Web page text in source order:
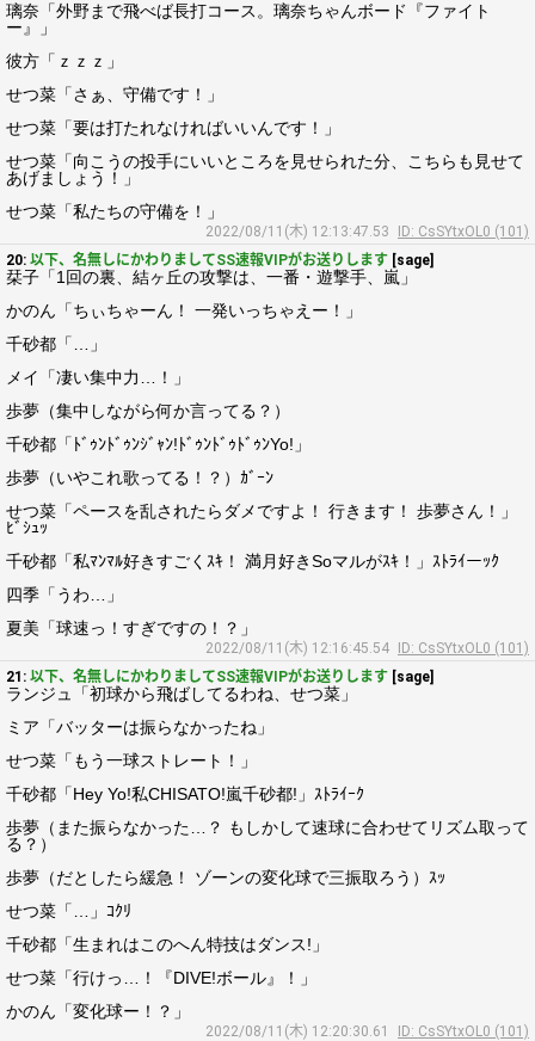
璃奈「外野まで飛べば長打コース。璃奈ちゃんボード『ファイト
ー』」
彼方「ｚｚｚ」
せつ菜「さぁ、守備です！」
せつ菜「要は打たれなければいいんです！」
せつ菜「向こうの投手にいいところを見せられた分、こちらも見せて
あげましょう！」
せつ菜「私たちの守備を！」
2022/08/11(木) 12:13:47.53
ID: CsSYtxOL0 (101)
20: 以下、名無しにかわりましてSS速報VIPがお送りします [sage]
栞子「1回の裏、結ヶ丘の攻撃は、一番・遊撃手、嵐」
かのん「ちぃちゃーん！ 一発いっちゃえー！」
千砂都「…」
メイ「凄い集中力…！」
歩夢（集中しながら何か言ってる？）
千砂都「ﾄﾞｩﾝﾄﾞｩﾝｼﾞｬﾝ!ﾄﾞｩﾝﾄﾞｩﾄﾞｩﾝYo!」
歩夢（いやこれ歌ってる！？）ｶﾞｰﾝ
せつ菜「ペースを乱されたらダメですよ！ 行きます！ 歩夢さん！」
ﾋﾞｼｭｯ
千砂都「私ﾏﾝﾏﾙ好きすごくｽｷ！ 満月好きSoマルがｽｷ！」ｽﾄﾗｲーｯｸ
四季「うわ…」
夏美「球速っ！すぎですの！？」
2022/08/11(木) 12:16:45.54
ID: CsSYtxOL0 (101)
21: 以下、名無しにかわりましてSS速報VIPがお送りします [sage]
ランジュ「初球から飛ばしてるわね、せつ菜」
ミア「バッターは振らなかったね」
せつ菜「もう一球ストレート！」
千砂都「Hey Yo!私CHISATO!嵐千砂都!」ｽﾄﾗｲｰｸ
歩夢（また振らなかった…？ もしかして速球に合わせてリズム取って
る？）
歩夢（だとしたら緩急！ ゾーンの変化球で三振取ろう）ｽｯ
せつ菜「…」ｺｸﾘ
千砂都「生まれはこのへん特技はダンス!」
せつ菜「行けっ…！『DIVE!ボール』！」
かのん「変化球ー！？」
2022/08/11(木) 12:20:30.61
ID: CsSYtxOL0 (101)